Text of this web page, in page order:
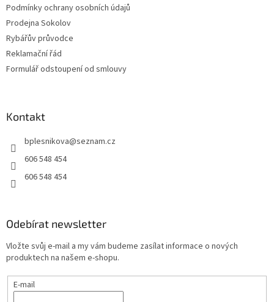
Podmínky ochrany osobních údajů
Prodejna Sokolov
Rybářův průvodce
Reklamační řád
Formulář odstoupení od smlouvy
Kontakt
bplesnikova@seznam.cz
606 548 454
606 548 454
Odebírat newsletter
Vložte svůj e-mail a my vám budeme zasílat informace o nových
produktech na našem e-shopu.
E-mail